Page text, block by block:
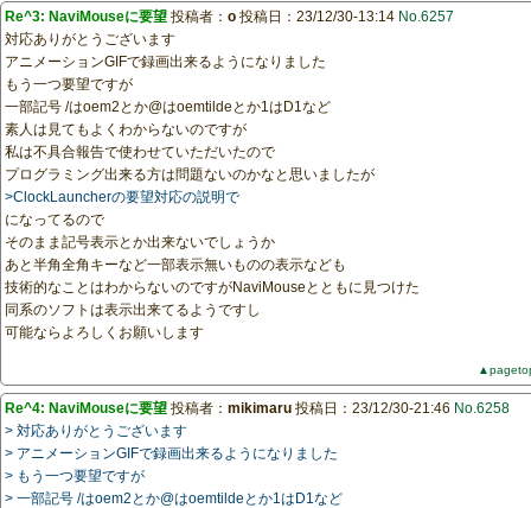
Re^3: NaviMouseに要望 投稿者： o 投稿日：23/12/30-13:14 No.6257
対応ありがとうございます
アニメーションGIFで録画出来るようになりました
もう一つ要望ですが
一部記号 /はoem2とか@はoemtildeとか1はD1など
素人は見てもよくわからないのですが
私は不具合報告で使わせていただいたので
プログラミング出来る方は問題ないのかなと思いましたが
>ClockLauncherの要望対応の説明で
になってるので
そのまま記号表示とか出来ないでしょうか
あと半角全角キーなど一部表示無いものの表示なども
技術的なことはわからないのですがNaviMouseとともに見つけた
同系のソフトは表示出来てるようですし
可能ならよろしくお願いします
Re^4: NaviMouseに要望 投稿者： mikimaru 投稿日：23/12/30-21:46 No.6258
> 対応ありがとうございます
> アニメーションGIFで録画出来るようになりました
> もう一つ要望ですが
> 一部記号 /はoem2とか@はoemtildeとか1はD1など